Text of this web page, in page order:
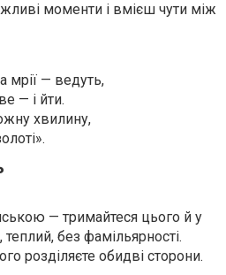
моменти і вмієш чути між
мрії — ведуть,
— і йти.
хвилину,
— тримайтеся цього й у
теплий, без фамільярності.
розділяєте обидві сторони.